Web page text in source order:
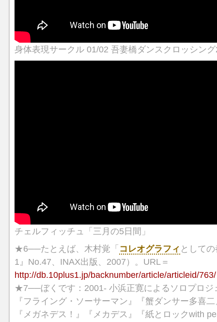
身体表現サークル 01/02 吾妻橋ダンスクロッシン
チェルフィッチュ「三月の5日間」
★6──たとえば、木村覚「 コレオグラフィ として
1』No.47、INAX出版、2007）。URL＝
http://db.10plus1.jp/backnumber/article/articleid/763/
★7──ぼくです：2001- 小浜正寛によるソロプロジ
『フライング・ソーサーマン』『蟹ダンサー多喜
『メガネデス！』『メカデス』『紙とロックwith